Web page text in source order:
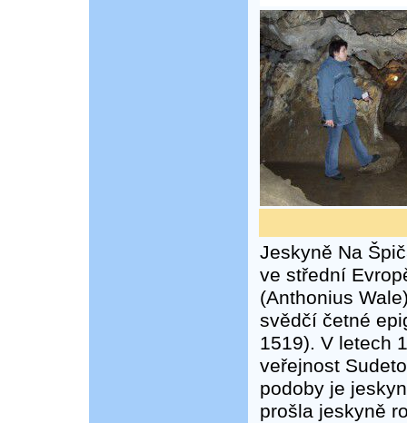
Jeskyně Na
ve střední
(Anthonius
svědčí četné
1519). V letech
veřejnost
podoby je
prošla jeskyně